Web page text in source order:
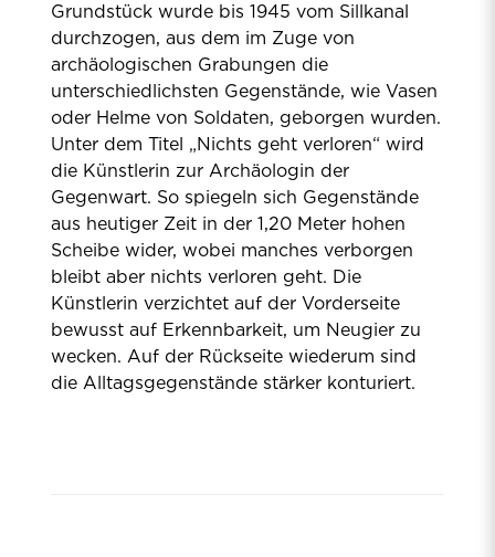
Grundstück wurde bis 1945 vom Sillkanal
durchzogen, aus dem im Zuge von
archäologischen Grabungen die
unterschiedlichsten Gegenstände, wie Vasen
oder Helme von Soldaten, geborgen wurden.
Unter dem Titel „Nichts geht verloren“ wird
die Künstlerin zur Archäologin der
Gegenwart. So spiegeln sich Gegenstände
aus heutiger Zeit in der 1,20 Meter hohen
Scheibe wider, wobei manches verborgen
bleibt aber nichts verloren geht. Die
Künstlerin verzichtet auf der Vorderseite
bewusst auf Erkennbarkeit, um Neugier zu
wecken. Auf der Rückseite wiederum sind
die Alltagsgegenstände stärker konturiert.